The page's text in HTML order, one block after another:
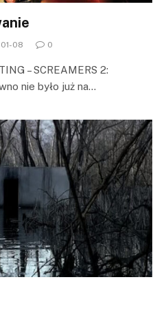
08 0
– SCREAMERS 2:
nie było już na…